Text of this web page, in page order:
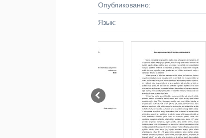
Опубликованно:
Язык: